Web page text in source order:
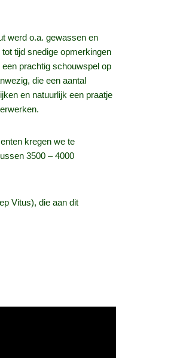
werd o.a. gewassen en
tijd snedige opmerkingen
prachtig schouwspel op
die een aantal
en natuurlijk een praatje
kregen we te
3500 – 4000
Vitus), die aan dit